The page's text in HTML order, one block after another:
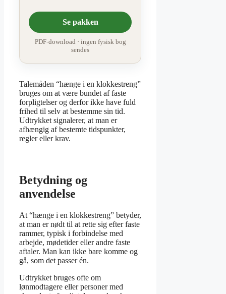
Se pakken
PDF-download · ingen fysisk bog
sendes
Talemåden “hænge i en klokkestreng”
bruges om at være bundet af faste
forpligtelser og derfor ikke have fuld
frihed til selv at bestemme sin tid.
Udtrykket signalerer, at man er
afhængig af bestemte tidspunkter,
regler eller krav.
Betydning og
anvendelse
At “hænge i en klokkestreng” betyder,
at man er nødt til at rette sig efter faste
rammer, typisk i forbindelse med
arbejde, mødetider eller andre faste
aftaler. Man kan ikke bare komme og
gå, som det passer én.
Udtrykket bruges ofte om
lønmodtagere eller personer med